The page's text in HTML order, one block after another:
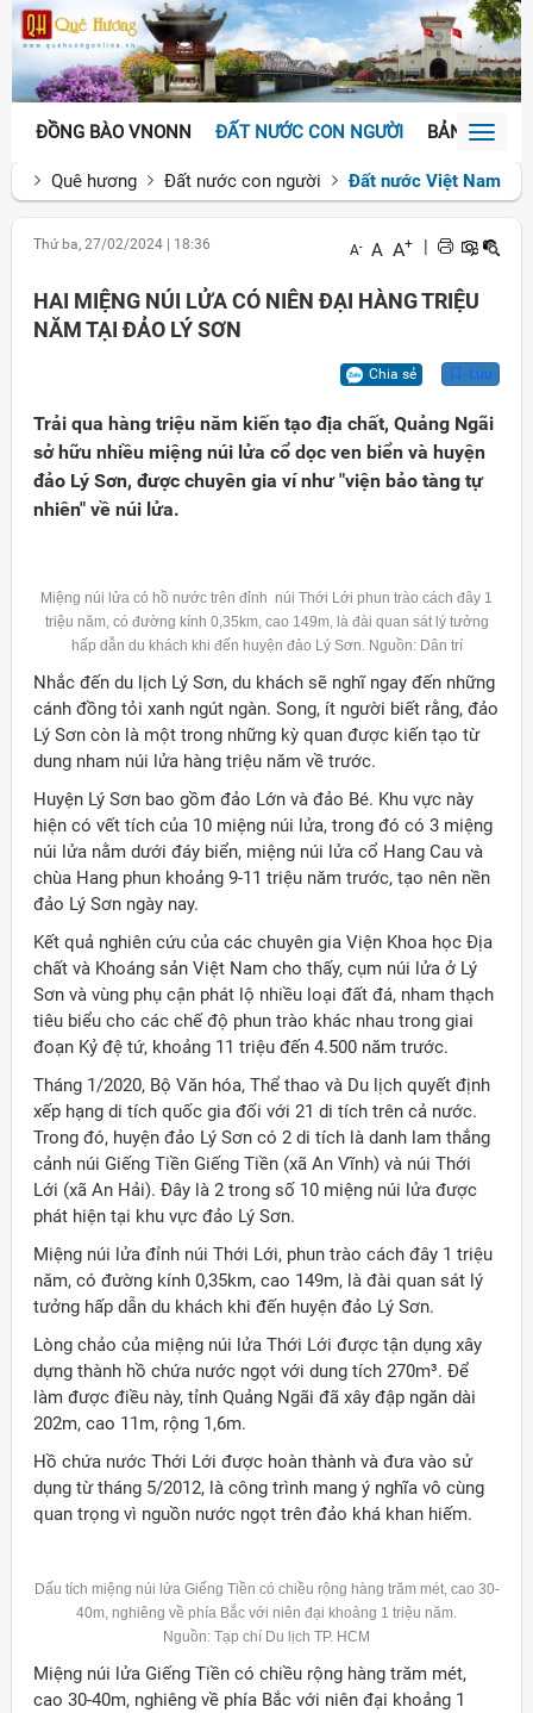
ĐỒNG BÀO VNONN ĐẤT NƯỚC CON NGƯỜI BẢN SẮCToggle
Quê hương
Đất nước con người Đất nước Việt Nam
Thứ ba, 27/02/2024 18:36 A- A A+
HAI MIỆNG NÚI LỬA CÓ NIÊN ĐẠI HÀNG TRIỆU
NĂM TẠI ĐẢO LÝ SƠN
Chia sẻ Lưu
Trải qua hàng triệu năm kiến tạo địa chất, Quảng Ngãi
sở hữu nhiều miệng núi lửa cổ dọc ven biển và huyện
đảo Lý Sơn, được chuyên gia ví như "viện bảo tàng tự
nhiên" về núi lửa.
Miệng núi lửa có hồ nước trên đỉnh núi Thới Lới phun trào cách đây 1
triệu năm, có đường kính 0,35km, cao 149m, là đài quan sát lý tưởng
hấp dẫn du khách khi đến huyện đảo Lý Sơn. Nguồn: Dân trí
Nhắc đến du lịch Lý Sơn, du khách sẽ nghĩ ngay đến những
cánh đồng tỏi xanh ngút ngàn. Song, ít người biết rằng, đảo
Lý Sơn còn là một trong những kỳ quan được kiến tạo từ
dung nham núi lửa hàng triệu năm về trước.
Huyện Lý Sơn bao gồm đảo Lớn và đảo Bé. Khu vực này
hiện có vết tích của 10 miệng núi lửa, trong đó có 3 miệng
núi lửa nằm dưới đáy biển, miệng núi lửa cổ Hang Cau và
chùa Hang phun khoảng 9-11 triệu năm trước, tạo nên nền
đảo Lý Sơn ngày nay.
Kết quả nghiên cứu của các chuyên gia Viện Khoa học Địa
chất và Khoáng sản Việt Nam cho thấy, cụm núi lửa ở Lý
Sơn và vùng phụ cận phát lộ nhiều loại đất đá, nham thạch
tiêu biểu cho các chế độ phun trào khác nhau trong giai
đoạn Kỷ đệ tứ, khoảng 11 triệu đến 4.500 năm trước.
Tháng 1/2020, Bộ Văn hóa, Thể thao và Du lịch quyết định
xếp hạng di tích quốc gia đối với 21 di tích trên cả nước.
Trong đó, huyện đảo Lý Sơn có 2 di tích là danh lam thắng
cảnh núi Giếng Tiền Giếng Tiền (xã An Vĩnh) và núi Thới
Lới (xã An Hải). Đây là 2 trong số 10 miệng núi lửa được
phát hiện tại khu vực đảo Lý Sơn.
Miệng núi lửa đỉnh núi Thới Lới, phun trào cách đây 1 triệu
năm, có đường kính 0,35km, cao 149m, là đài quan sát lý
tưởng hấp dẫn du khách khi đến huyện đảo Lý Sơn.
Lòng chảo của miệng núi lửa Thới Lới được tận dụng xây
dựng thành hồ chứa nước ngọt với dung tích 270m³. Để
làm được điều này, tỉnh Quảng Ngãi đã xây đập ngăn dài
202m, cao 11m, rộng 1,6m.
Hồ chứa nước Thới Lới được hoàn thành và đưa vào sử
dụng từ tháng 5/2012, là công trình mang ý nghĩa vô cùng
quan trọng vì nguồn nước ngọt trên đảo khá khan hiếm.
Dấu tích miệng núi lửa Giếng Tiền có chiều rộng hàng trăm mét, cao 30-
40m, nghiêng về phía Bắc với niên đại khoảng 1 triệu năm.
Nguồn: Tạp chí Du lịch TP. HCM
Miệng núi lửa Giếng Tiền có chiều rộng hàng trăm mét,
cao 30-40m, nghiêng về phía Bắc với niên đại khoảng 1